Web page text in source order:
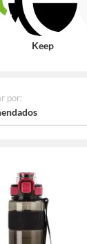
Keep
por: